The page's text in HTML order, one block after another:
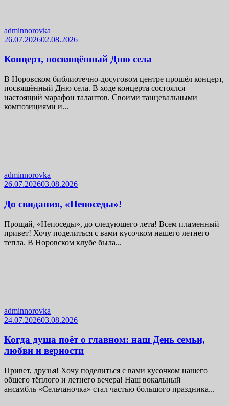
adminnorovka
26.07.202602.08.2026
Концерт, посвящённый Дню села
В Норовском библиотечно-досуговом центре прошёл концерт,
посвящённый Дню села. В ходе концерта состоялся
настоящий марафон талантов. Своими танцевальными
композициями и...
adminnorovka
26.07.202603.08.2026
До свидания, «Непоседы»!
Прощай, «Непоседы», до следующего лета! Всем пламенный
привет! Хочу поделиться с вами кусочком нашего летнего
тепла. В Норовском клубе была...
adminnorovka
24.07.202603.08.2026
Когда душа поёт о главном: наш День семьи,
любви и верности
Привет, друзья! Хочу поделиться с вами кусочком нашего
общего тёплого и летнего вечера! Наш вокальный
ансамбль «Сельчаночка» стал частью большого праздника...